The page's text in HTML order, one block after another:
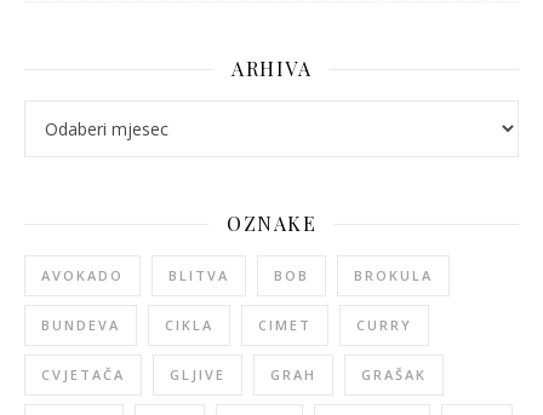
ARHIVA
OZNAKE
AVOKADO BLITVA BOB BROKULA
BUNDEVA CIKLA CIMET CURRY
CVJETAČA GLJIVE GRAH GRAŠAK